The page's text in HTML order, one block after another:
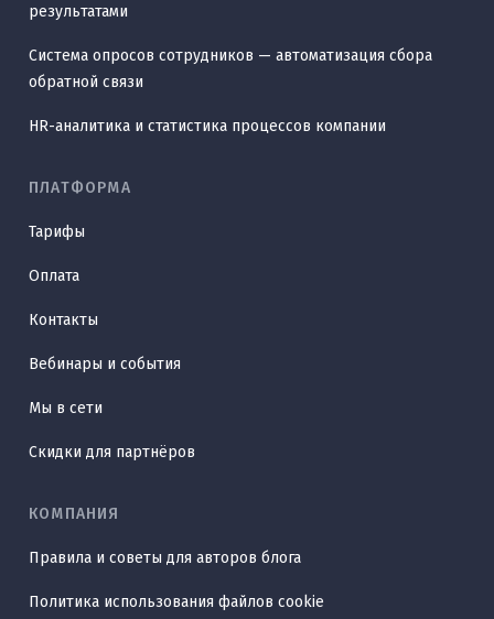
результатами
Система опросов сотрудников — автоматизация сбора
обратной связи
HR-аналитика и статистика процессов компании
ПЛАТФОРМА
Тарифы
Оплата
Контакты
Вебинары и события
Мы в сети
Скидки для партнёров
КОМПАНИЯ
Правила и советы для авторов блога
Политика использования файлов cookie